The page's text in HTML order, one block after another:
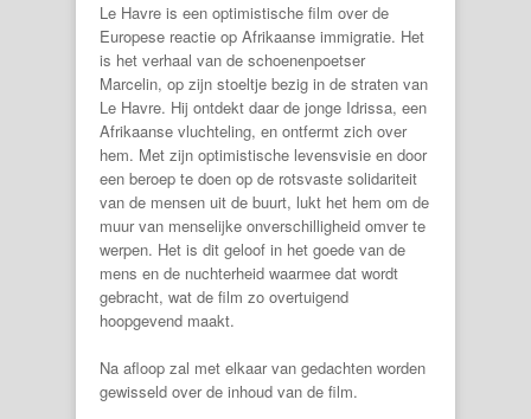
Le Havre is een optimistische film over de
Europese reactie op Afrikaanse immigratie. Het
is het verhaal van de schoenenpoetser
Marcelin, op zijn stoeltje bezig in de straten van
Le Havre. Hij ontdekt daar de jonge Idrissa, een
Afrikaanse vluchteling, en ontfermt zich over
hem. Met zijn optimistische levensvisie en door
een beroep te doen op de rotsvaste solidariteit
van de mensen uit de buurt, lukt het hem om de
muur van menselijke onverschilligheid omver te
werpen. Het is dit geloof in het goede van de
mens en de nuchterheid waarmee dat wordt
gebracht, wat de film zo overtuigend
hoopgevend maakt.
Na afloop zal met elkaar van gedachten worden
gewisseld over de inhoud van de film.